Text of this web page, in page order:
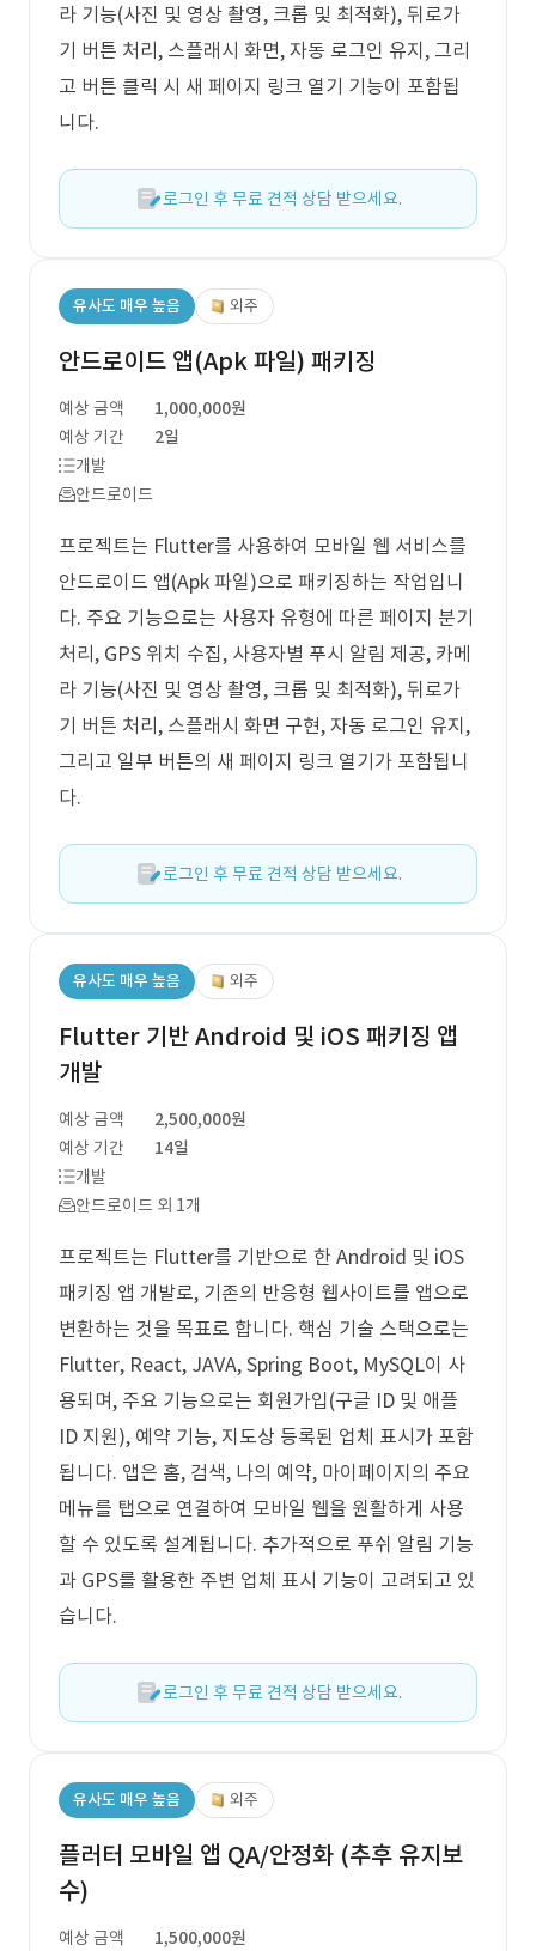
라 기능(사진 및 영상 촬영, 크롭 및 최적화), 뒤로가
기 버튼 처리, 스플래시 화면, 자동 로그인 유지, 그리
고 버튼 클릭 시 새 페이지 링크 열기 기능이 포함됩
니다.
로그인 후 무료 견적 상담 받으세요.
유사도 매우 높음 외주
안드로이드 앱(Apk 파일) 패키징
예상 금액
1,000,000원
예상 기간
2일
개발
안드로이드
프로젝트는 Flutter를 사용하여 모바일 웹 서비스를
안드로이드 앱(Apk 파일)으로 패키징하는 작업입니
다. 주요 기능으로는 사용자 유형에 따른 페이지 분기
처리, GPS 위치 수집, 사용자별 푸시 알림 제공, 카메
라 기능(사진 및 영상 촬영, 크롭 및 최적화), 뒤로가
기 버튼 처리, 스플래시 화면 구현, 자동 로그인 유지,
그리고 일부 버튼의 새 페이지 링크 열기가 포함됩니
다.
로그인 후 무료 견적 상담 받으세요.
유사도 매우 높음 외주
Flutter 기반 Android 및 iOS 패키징 앱
개발
예상 금액
2,500,000원
예상 기간
14일
개발
안드로이드 외 1개
프로젝트는 Flutter를 기반으로 한 Android 및 iOS
패키징 앱 개발로, 기존의 반응형 웹사이트를 앱으로
변환하는 것을 목표로 합니다. 핵심 기술 스택으로는
Flutter, React, JAVA, Spring Boot, MySQL이 사
용되며, 주요 기능으로는 회원가입(구글 ID 및 애플
ID 지원), 예약 기능, 지도상 등록된 업체 표시가 포함
됩니다. 앱은 홈, 검색, 나의 예약, 마이페이지의 주요
메뉴를 탭으로 연결하여 모바일 웹을 원활하게 사용
할 수 있도록 설계됩니다. 추가적으로 푸쉬 알림 기능
과 GPS를 활용한 주변 업체 표시 기능이 고려되고 있
습니다.
로그인 후 무료 견적 상담 받으세요.
유사도 매우 높음 외주
플러터 모바일 앱 QA/안정화 (추후 유지보
수)
예상 금액
1,500,000원